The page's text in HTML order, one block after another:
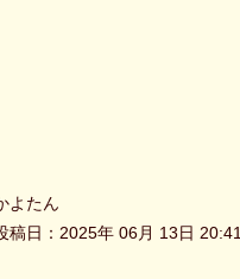
よたん
稿日：2025年 06月 13日 20:41